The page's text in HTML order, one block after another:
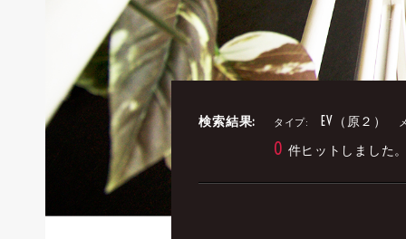
検索結果: タイプ: EV（原２）
0 件ヒットしました。